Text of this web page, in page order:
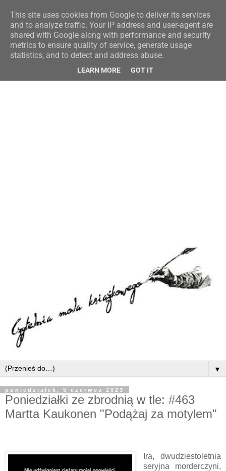
▼
poniedziałek, 5 czerwca 2023
Poniedziałki ze zbrodnią w tle: #463
Martta Kaukonen "Podążaj za motylem"
Ira, dwudziestoletnia
seryjna morderczyni,
This site uses cookies from Google to deliver its services
and to analyze traffic. Your IP address and user-agent are
shared with Google along with performance and security
metrics to ensure quality of service, generate usage
statistics, and to detect and address abuse.
LEARN MORE GOT IT